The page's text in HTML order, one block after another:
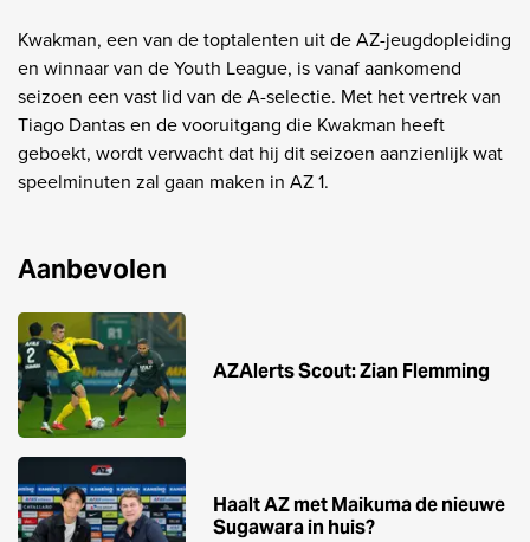
Kwakman, een van de toptalenten uit de AZ-jeugdopleiding
en winnaar van de Youth League, is vanaf aankomend
seizoen een vast lid van de A-selectie. Met het vertrek van
Tiago Dantas en de vooruitgang die Kwakman heeft
geboekt, wordt verwacht dat hij dit seizoen aanzienlijk wat
speelminuten zal gaan maken in AZ 1.
Aanbevolen
AZAlerts Scout: Zian Flemming
Haalt AZ met Maikuma de nieuwe
Sugawara in huis?